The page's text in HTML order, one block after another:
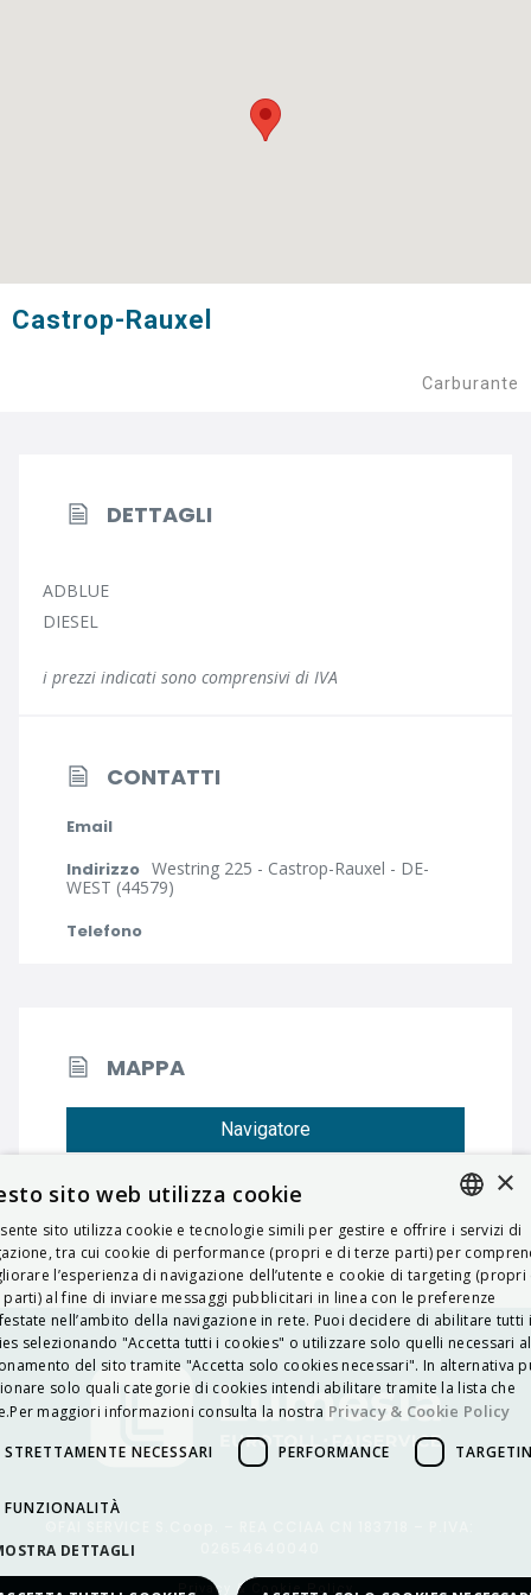
Castrop-Rauxel
Carburante
DETTAGLI
ADBLUE
DIESEL
i prezzi indicati sono comprensivi di IVA
CONTATTI
Email
Indirizzo Westring 225 - Castrop-Rauxel - DE-
WEST (44579)
Telefono
MAPPA
Navigatore
Privacy & Cookie Policy
ITALIAN
ENGLISH
FRENCH
HUNGARIAN
DEUTSCH
POLSKI
×
sito web utilizza cookie
sito utilizza cookie e tecnologie simili per gestire e offrire i servizi di
tra cui cookie di performance (propri e di terze parti) per
l’esperienza di navigazione dell’utente e cookie di targeting (propri
parti) al fine di inviare messaggi pubblicitari in linea con le preferenze
nell’ambito della navigazione in rete. Puoi decidere di abilitare tutti i
selezionando "Accetta tutti i cookies" o utilizzare solo quelli necessari al
del sito tramite "Accetta solo cookies necessari". In alternativa
solo quali categorie di cookies intendi abilitare tramite la lista che
maggiori informazioni consulta la nostra Privacy & Cookie Policy
STRETTAMENTE NECESSARI PERFORMANCE
FUNZIONALITÀ
DETTAGLI